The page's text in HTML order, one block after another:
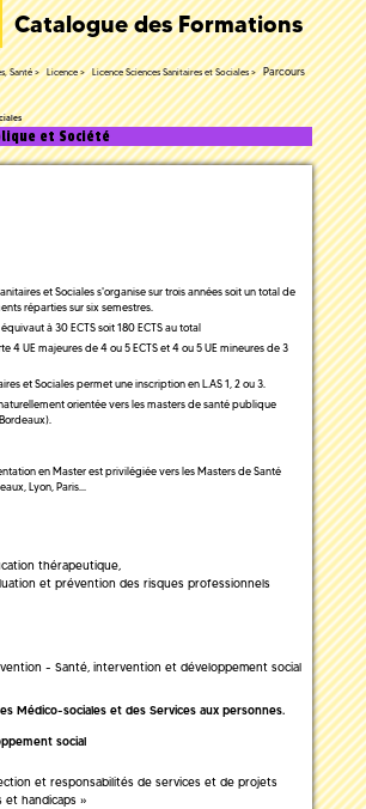
Catalogue des Formations
Santé Licence Licence Sciences Sanitaires et Sociales
Parcours
et Société
et Sociales s'organise sur trois années soit un total de
réparties sur six semestres.
à 30 ECTS soit 180 ECTS au total
4 UE majeures de 4 ou 5 ECTS et 4 ou 5 UE mineures de 3
et Sociales permet une inscription en L.AS 1, 2 ou 3.
orientée vers les masters de santé publique
en Master est privilégiée vers les Masters de Santé
Lyon, Paris...
thérapeutique,
et prévention des risques professionnels
- Santé, intervention et développement social
Médico-sociales et des Services aux personnes.
social
et responsabilités de services et de projets
et handicaps »